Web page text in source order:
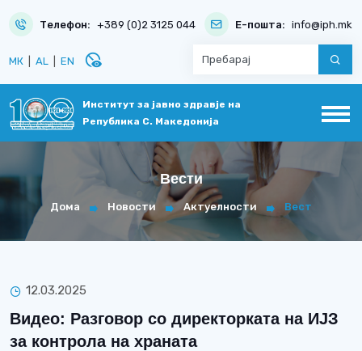
Телефон: +389 (0)2 3125 044 Е-пошта: info@iph.mk
МК AL EN disabled_visible
Институт за јавно здравје на
Република С. Македонија
Вести
Дома Новости Актуелности Вест
12.03.2025
Видео: Разговор со директорката на ИЈЗ
за контрола на храната